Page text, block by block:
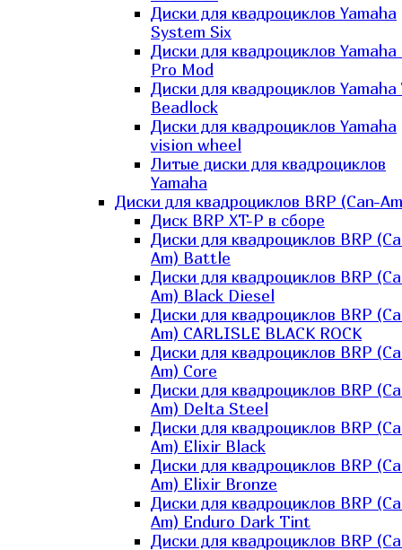
Диски для квадроциклов Yamaha
System Six
Диски для квадроциклов Yamaha
Pro Mod
Диски для квадроциклов Yamaha
Beadlock
Диски для квадроциклов Yamaha
vision wheel
Литые диски для квадроциклов
Yamaha
Диски для квадроциклов BRP (Can-
Диск BRP XT-P в сборе
Диски для квадроциклов BRP
Am) Battle
Диски для квадроциклов BRP
Am) Black Diesel
Диски для квадроциклов BRP
Am) CARLISLE BLACK ROCK
Диски для квадроциклов BRP
Am) Core
Диски для квадроциклов BRP
Am) Delta Steel
Диски для квадроциклов BRP
Am) Elixir Black
Диски для квадроциклов BRP
Am) Elixir Bronze
Диски для квадроциклов BRP
Am) Enduro Dark Tint
Диски для квадроциклов BRP